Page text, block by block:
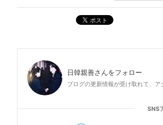
ポスト
日韓親善さんをフォロー
ブログの更新情報が受け取れて、
SNS